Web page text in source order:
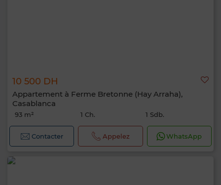
10 500 DH
Appartement à Ferme Bretonne (Hay Arraha),
Casablanca
93 m² 1 Ch. 1 Sdb.
Contacter Appelez WhatsApp